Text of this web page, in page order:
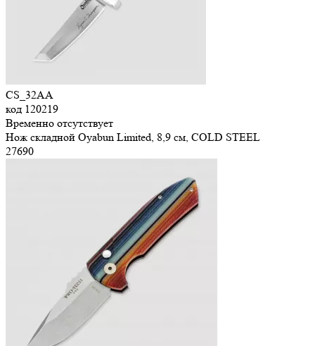
CS_32AA
код 120219
Временно отсутствует
Нож складной Oyabun Limited, 8,9 см, COLD STEEL
27690